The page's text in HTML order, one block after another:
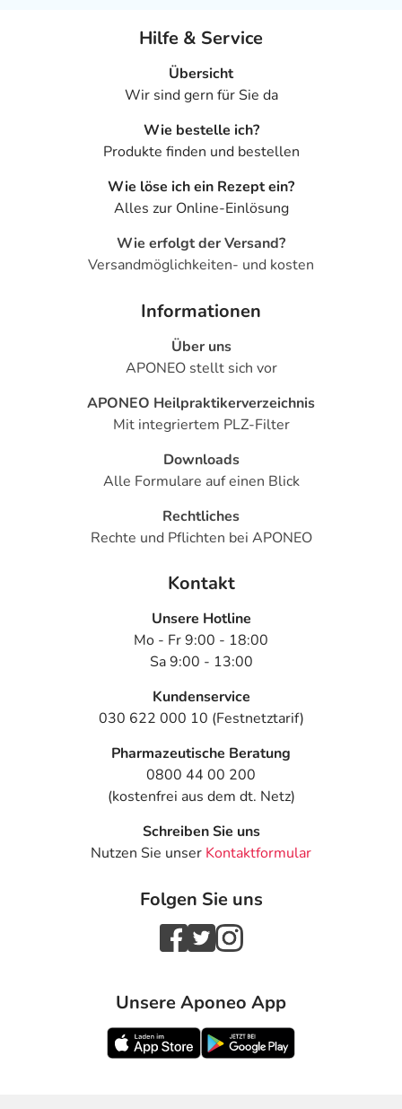
Hilfe & Service
Übersicht
Wir sind gern für Sie da
Wie bestelle ich?
Produkte finden und bestellen
Wie löse ich ein Rezept ein?
Alles zur Online-Einlösung
Wie erfolgt der Versand?
Versandmöglichkeiten- und kosten
Informationen
Über uns
APONEO stellt sich vor
APONEO Heilpraktikerverzeichnis
Mit integriertem PLZ-Filter
Downloads
Alle Formulare auf einen Blick
Rechtliches
Rechte und Pflichten bei APONEO
Kontakt
Unsere Hotline
Mo - Fr 9:00 - 18:00
Sa 9:00 - 13:00
Kundenservice
030 622 000 10 (Festnetztarif)
Pharmazeutische Beratung
0800 44 00 200
(kostenfrei aus dem dt. Netz)
Schreiben Sie uns
Nutzen Sie unser Kontaktformular
Folgen Sie uns
Unsere Aponeo App